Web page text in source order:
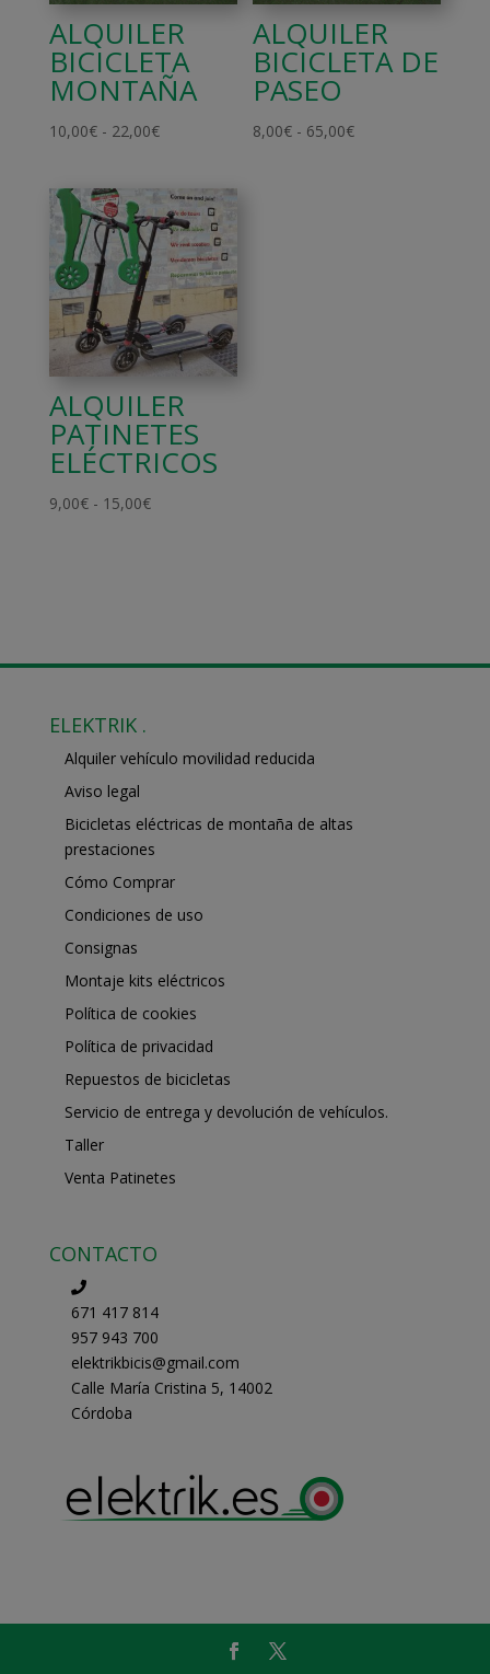
ALQUILER
BICICLETA
MONTAÑA
10,00€ - 22,00€Rango
desde
10,00€
hasta
22,00€
ALQUILER
BICICLETA DE
PASEO
8,00€ - 65,00€Rango
ALQUILER
PATINETES
ELÉCTRICOS
9,00€ - 15,00€Rango
ELEKTRIK .
Alquiler vehículo movilidad reducida
Aviso legal
Bicicletas eléctricas de montaña de altas
prestaciones
Cómo Comprar
Condiciones de uso
Consignas
Montaje kits eléctricos
Política de cookies
Política de privacidad
Repuestos de bicicletas
Servicio de entrega y devolución de vehículos.
Taller
Venta Patinetes
CONTACTO
671 417 814
957 943 700
elektrikbicis@gmail.com
Calle María Cristina 5, 14002
Córdoba